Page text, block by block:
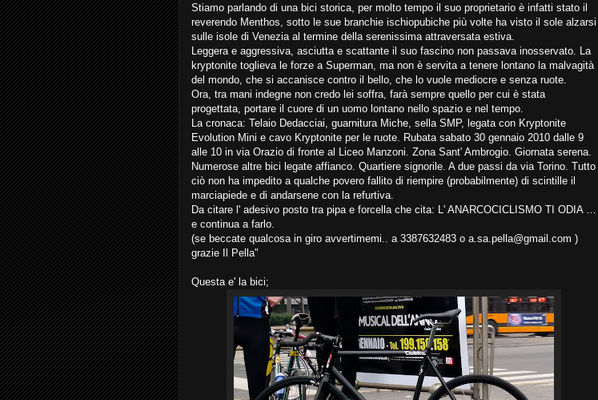
Stiamo parlando di una bici storica, per molto tempo il suo proprietario è infatti stato il
reverendo Menthos, sotto le sue branchie ischiopubiche più volte ha visto il sole alzarsi
sulle isole di Venezia al termine della serenissima attraversata estiva.
Leggera e aggressiva, asciutta e scattante il suo fascino non passava inosservato. La
kryptonite toglieva le forze a Superman, ma non è servita a tenere lontano la malvagità
del mondo, che si accanisce contro il bello, che lo vuole mediocre e senza ruote.
Ora, tra mani indegne non credo lei soffra, farà sempre quello per cui è stata
progettata, portare il cuore di un uomo lontano nello spazio e nel tempo.
La cronaca: Telaio Dedacciai, guarnitura Miche, sella SMP, legata con Kryptonite
Evolution Mini e cavo Kryptonite per le ruote. Rubata sabato 30 gennaio 2010 dalle 9
alle 10 in via Orazio di fronte al Liceo Manzoni. Zona Sant' Ambrogio. Giornata serena.
Numerose altre bici legate affianco. Quartiere signorile. A due passi da via Torino. Tutto
ciò non ha impedito a qualche povero fallito di riempire (probabilmente) di scintille il
marciapiede e di andarsene con la refurtiva.
Da citare l' adesivo posto tra pipa e forcella che cita: L' ANARCOCICLISMO TI ODIA …
e continua a farlo.
(se beccate qualcosa in giro avvertimemi.. a 3387632483 o a.sa.pella@gmail.com )
grazie Il Pella"
Questa e' la bici;